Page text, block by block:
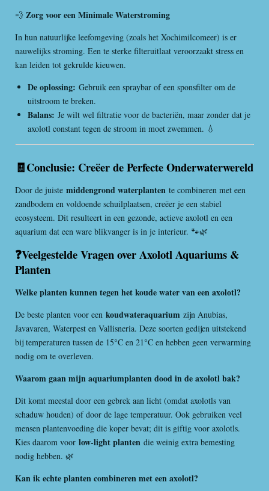
💨 Zorg voor een Minimale Waterstroming
In hun natuurlijke leefomgeving (zoals het Xochimilcomeer) is er
nauwelijks stroming. Een te sterke filteruitlaat veroorzaakt stress en
kan leiden tot gekrulde kieuwen.
De oplossing: Gebruik een spraybar of een sponsfilter om de
uitstroom te breken.
Balans: Je wilt wel filtratie voor de bacteriën, maar zonder dat je
axolotl constant tegen de stroom in moet zwemmen. 💧
🧾Conclusie: Creëer de Perfecte Onderwaterwereld
Door de juiste middengrond waterplanten te combineren met een
zandbodem en voldoende schuilplaatsen, creëer je een stabiel
ecosysteem. Dit resulteert in een gezonde, actieve axolotl en een
aquarium dat een ware blikvanger is in je interieur. 🐾🌿
❓Veelgestelde Vragen over Axolotl Aquariums &
Planten
Welke planten kunnen tegen het koude water van een axolotl?
De beste planten voor een koudwateraquarium zijn Anubias,
Javavaren, Waterpest en Vallisneria. Deze soorten gedijen uitstekend
bij temperaturen tussen de 15°C en 21°C en hebben geen verwarming
nodig om te overleven.
Waarom gaan mijn aquariumplanten dood in de axolotl bak?
Dit komt meestal door een gebrek aan licht (omdat axolotls van
schaduw houden) of door de lage temperatuur. Ook gebruiken veel
mensen plantenvoeding die koper bevat; dit is giftig voor axolotls.
Kies daarom voor low-light planten die weinig extra bemesting
nodig hebben. 🌿
Kan ik echte planten combineren met een axolotl?